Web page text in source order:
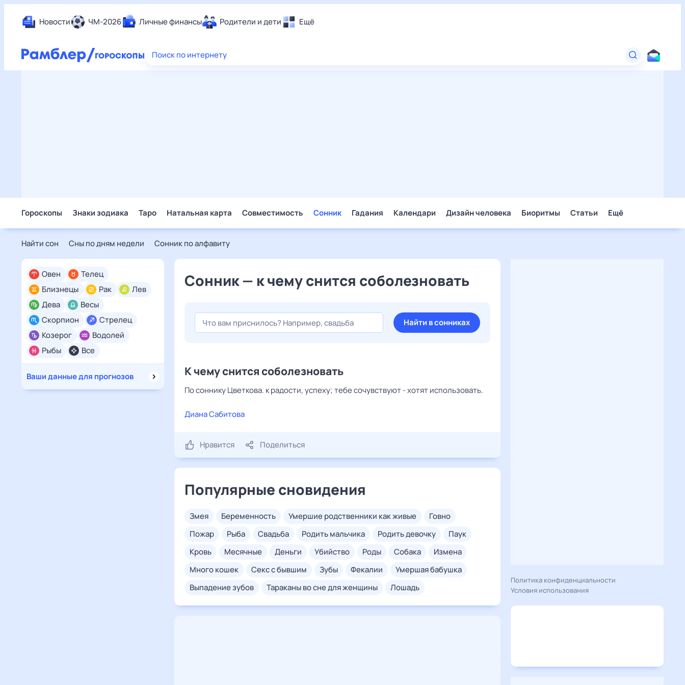
Новости ЧМ-2026 Личные финансы Родители и дети Ещё
Еда
Поиск по интернету
Гороскопы Знаки зодиака Таро Натальная карта Совместимость Сонник Гадания Календари Дизайн человека Биоритмы Статьи Ещё
Найти сон Сны по дням недели Сонник по алфавиту
Все
Овен
Телец
Близнецы
Рак
Лев
Дева
Весы
Скорпион
Стрелец
Козерог
Водолей
Рыбы
Ваши данные для прогнозов
Сонник — к чему снится соболезновать
Найти в сонниках
К чему снится соболезновать
По соннику Цветкова. к радости, успеху; тебе сочувствуют - хотят использовать.
Диана Сабитова
Нравится Поделиться
Популярные сновидения
змея беременность умершие родственники как живые
говно
пожар
рыба свадьба родить мальчика родить девочку
паук
кровь
месячные деньги убийство роды собака
измена
много кошек
секс с бывшим зубы фекалии
умершая бабушка
выпадение зубов
тараканы во сне для женщины лошадь
Политика конфиденциальности
Условия использования